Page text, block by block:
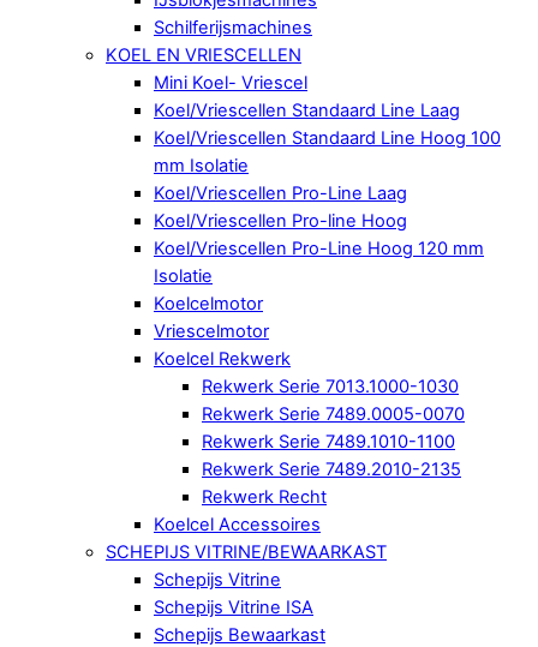
Schilferijsmachines
KOEL EN VRIESCELLEN
Mini Koel- Vriescel
Koel/Vriescellen Standaard Line Laag
Koel/Vriescellen Standaard Line Hoog 100
mm Isolatie
Koel/Vriescellen Pro-Line Laag
Koel/Vriescellen Pro-line Hoog
Koel/Vriescellen Pro-Line Hoog 120 mm
Isolatie
Koelcelmotor
Vriescelmotor
Koelcel Rekwerk
Rekwerk Serie 7013.1000-1030
Rekwerk Serie 7489.0005-0070
Rekwerk Serie 7489.1010-1100
Rekwerk Serie 7489.2010-2135
Rekwerk Recht
Koelcel Accessoires
SCHEPIJS VITRINE/BEWAARKAST
Schepijs Vitrine
Schepijs Vitrine ISA
Schepijs Bewaarkast